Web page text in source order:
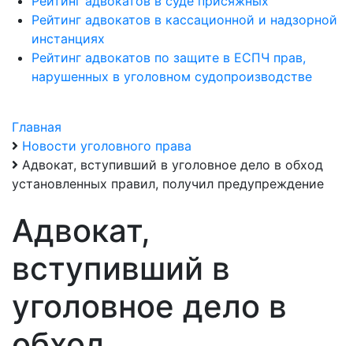
Рейтинг адвокатов в кассационной и надзорной
инстанциях
Рейтинг адвокатов по защите в ЕСПЧ прав,
нарушенных в уголовном судопроизводстве
Главная
Новости уголовного права
Адвокат, вступивший в уголовное дело в обход
установленных правил, получил предупреждение
Адвокат,
вступивший в
уголовное дело в